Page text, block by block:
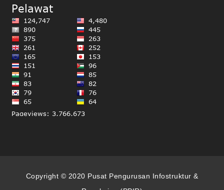
Copyright © 2020 Pusat Pengurusan Infostruktur &